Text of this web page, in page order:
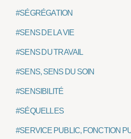
#SÉGRÉGATION
#SENS DE LA VIE
#SENS DU TRAVAIL
#SENS, SENS DU SOIN
#SENSIBILITÉ
#SÉQUELLES
#SERVICE PUBLIC, FONCTION